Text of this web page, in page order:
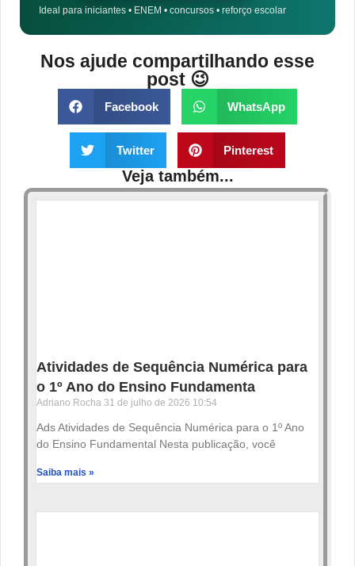
Ideal para iniciantes • ENEM • concursos • reforço escolar
Nos ajude compartilhando esse
post 😉
Facebook WhatsApp
Twitter Pinterest
Veja também...
Atividades de Sequência Numérica para
o 1º Ano do Ensino Fundamenta
Adriano Rocha 31 de julho de 2026 10:54
Ads Atividades de Sequência Numérica para o 1º Ano
do Ensino Fundamental Nesta publicação, você
Saiba mais »